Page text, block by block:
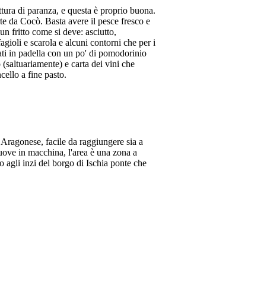
di paranza, e questa è proprio buona.
da Cocò. Basta avere il pesce fresco e
fritto come si deve: asciutto,
e scarola e alcuni contorni che per i
in padella con un po' di pomodorinio
e carta dei vini che
a fine pasto.
facile da raggiungere sia a
in macchina, l'area è una zona a
agli inzi del borgo di Ischia ponte che